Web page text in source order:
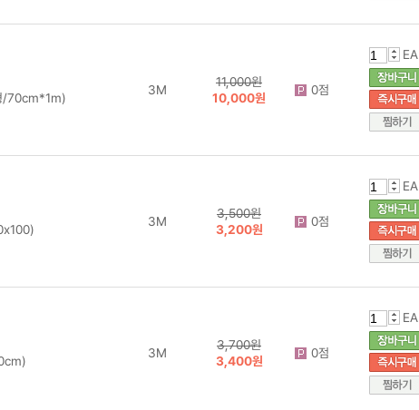
/70cm*1m)
3M
11,000원
10,000원
0점
EA
3M
3,500원
3,200원
0점
EA
3M
3,700원
3,400원
0점
EA